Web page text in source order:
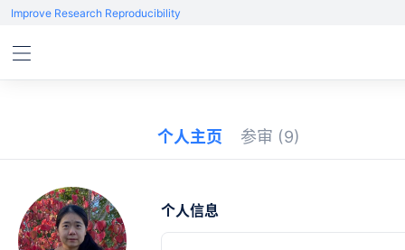
Improve Research Reproducibility
个人主页 参审 (9)
个人信息